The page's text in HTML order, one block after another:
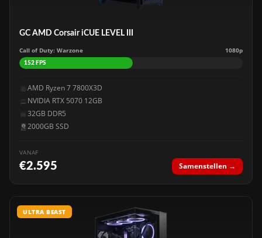
GC AMD Corsair iCUE LEVEL III
Call of Duty: Warzone 1080p
152 FPS
AMD Ryzen 7 7800X3D
NVIDIA RTX 5070 12GB
32GB DDR5
2000GB SSD
VANAF
€2.595 Samenstellen →
ULTRA BEAST